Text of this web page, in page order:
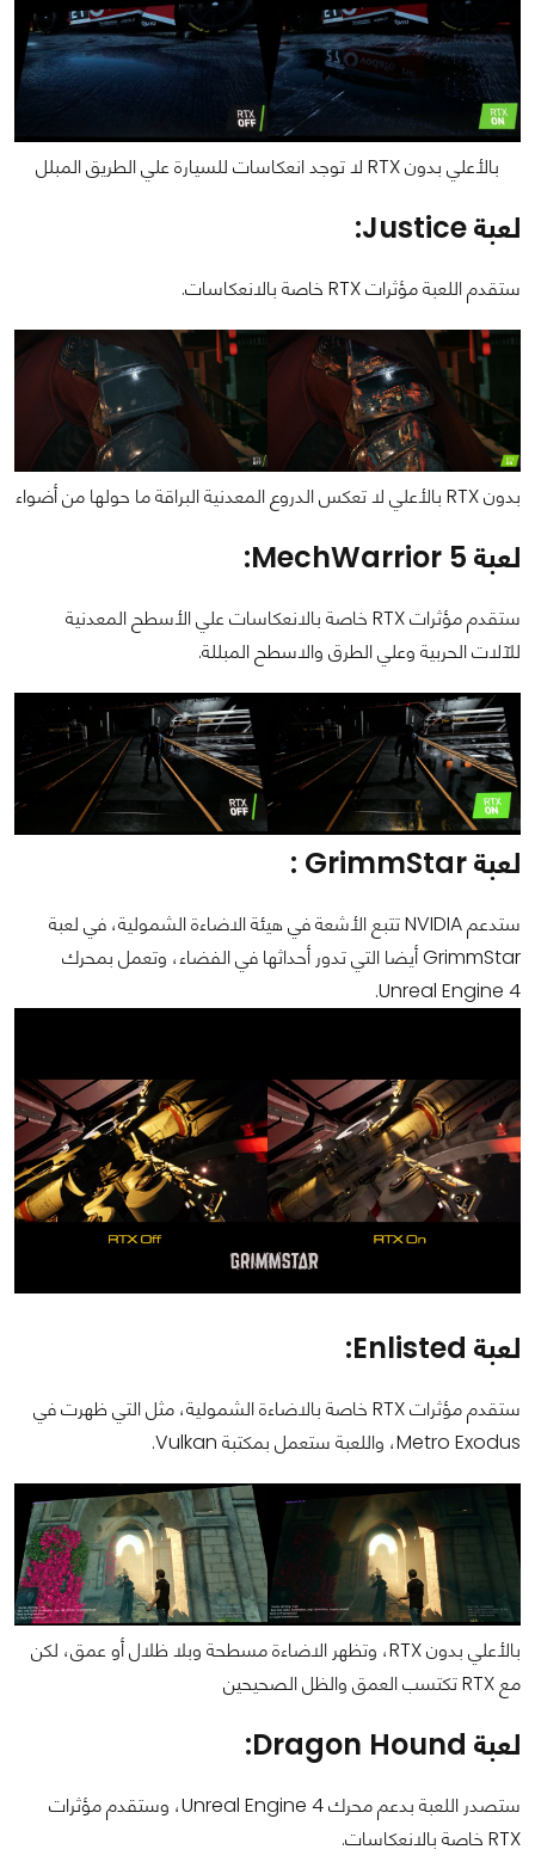
بالأعلي بدون RTX لا توجد انعكاسات للسيارة علي الطريق المبلل
لعبة Justice:
ستقدم اللعبة مؤثرات RTX خاصة بالانعكاسات.
بدون RTX بالأعلي لا تعكس الدروع المعدنية البراقة ما حولها من أضواء
لعبة MechWarrior 5:
ستقدم مؤثرات RTX خاصة بالانعكاسات علي الأسطح المعدنية
للآلات الحربية وعلي الطرق والاسطح المبللة.
لعبة GrimmStar :
ستدعم NVIDIA تتبع الأشعة في هيئة الاضاءة الشمولية، في لعبة
GrimmStar أيضا التي تدور أحداثها في الفضاء، وتعمل بمحرك
Unreal Engine 4.
لعبة Enlisted:
ستقدم مؤثرات RTX خاصة بالاضاءة الشمولية، مثل التي ظهرت في
Metro Exodus، واللعبة ستعمل بمكتبة Vulkan.
بالأعلي بدون RTX، وتظهر الاضاءة مسطحة وبلا ظلال أو عمق، لكن
مع RTX تكتسب العمق والظل الصحيحين
لعبة Dragon Hound:
ستصدر اللعبة بدعم محرك Unreal Engine 4، وستقدم مؤثرات
RTX خاصة بالانعكاسات.